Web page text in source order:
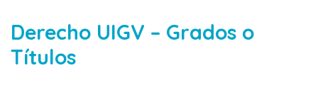
Derecho UIGV – Grados o
Títulos